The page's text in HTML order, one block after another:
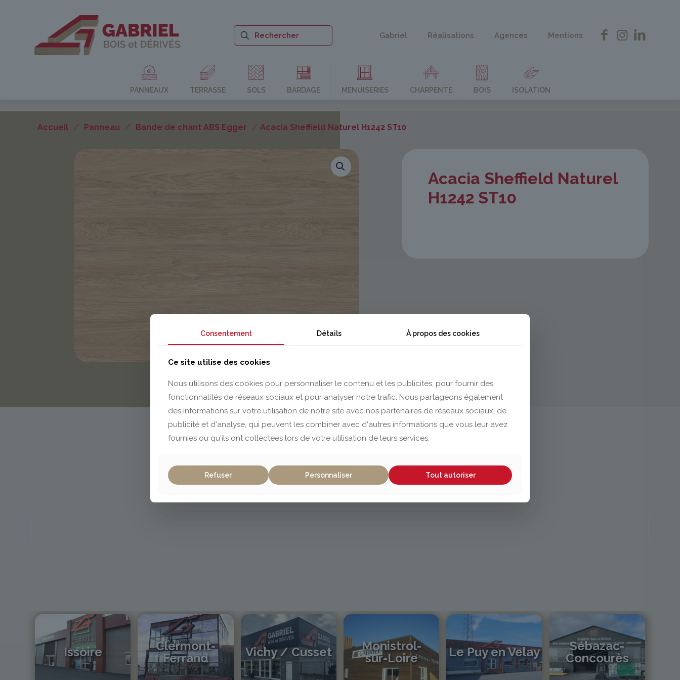
Gabriel Réalisations Agences Mentions
PANNEAUX TERRASSE SOLS BARDAGE MENUISERIES CHARPENTE BOIS ISOLATION
Accueil / Panneau / Bande de chant ABS Egger / Acacia Sheffield Naturel H1242 ST10
Acacia Sheffield Naturel
H1242 ST10
Issoire
Clermont-
Ferrand
Vichy / Cusset
Monistrol-
sur-Loire
Le Puy en Velay
Sébazac-
Concourès
Consentement Détails À propos des cookies
Ce site utilise des cookies
Nous utilisons des cookies pour personnaliser le contenu et les publicités, pour fournir des
fonctionnalités de réseaux sociaux et pour analyser notre trafic. Nous partageons également
des informations sur votre utilisation de notre site avec nos partenaires de réseaux sociaux, de
publicité et d'analyse, qui peuvent les combiner avec d'autres informations que vous leur avez
fournies ou qu'ils ont collectées lors de votre utilisation de leurs services.
Refuser Personnaliser Tout autoriser